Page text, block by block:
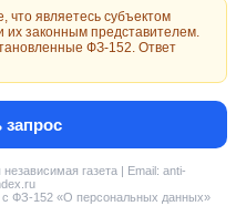
являетесь субъектом
их законным представителем.
ФЗ-152. Ответ
запрос
газета | Email: anti-
с ФЗ-152 «О персональных данных»